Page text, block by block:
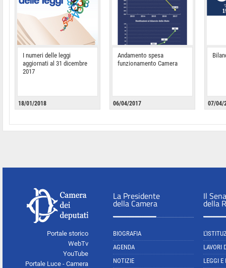
I numeri delle leggi
aggiornati al 31 dicembre
2017
18/01/2018
Andamento spesa
funzionamento Camera
06/04/2017 07/04/
Portale storico
WebTv
YouTube
Portale Luce - Camera
La Presidente
della Camera
BIOGRAFIA
AGENDA
NOTIZIE
Il
della
LAVORI
LEGGI E